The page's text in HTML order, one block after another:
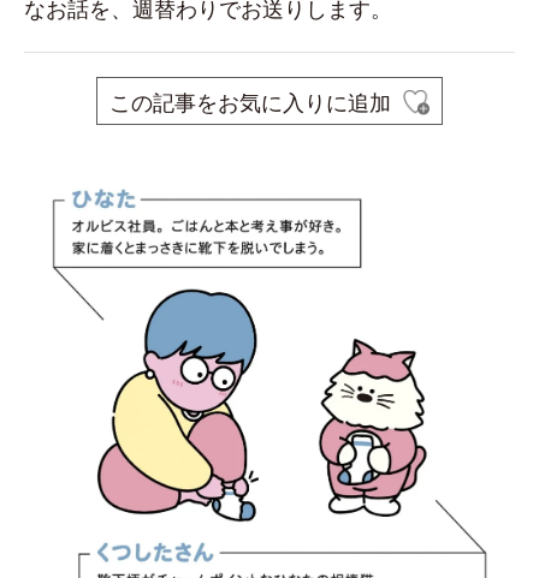
なお話を、週替わりでお送りします。
この記事をお気に入りに追加